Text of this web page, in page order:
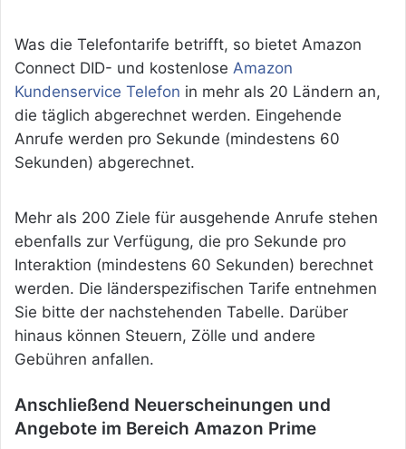
Was die Telefontarife betrifft, so bietet Amazon
Connect DID- und kostenlose Amazon
Kundenservice Telefon in mehr als 20 Ländern an,
die täglich abgerechnet werden. Eingehende
Anrufe werden pro Sekunde (mindestens 60
Sekunden) abgerechnet.
Mehr als 200 Ziele für ausgehende Anrufe stehen
ebenfalls zur Verfügung, die pro Sekunde pro
Interaktion (mindestens 60 Sekunden) berechnet
werden. Die länderspezifischen Tarife entnehmen
Sie bitte der nachstehenden Tabelle. Darüber
hinaus können Steuern, Zölle und andere
Gebühren anfallen.
Anschließend Neuerscheinungen und
Angebote im Bereich Amazon Prime